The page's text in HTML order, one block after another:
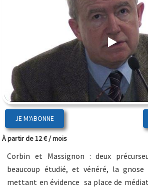
JE M'ABONNE
À partir de 12 € / mois
Corbin et Massignon : deux
beaucoup étudié, et vénéré, la
mettant en évidence sa place de